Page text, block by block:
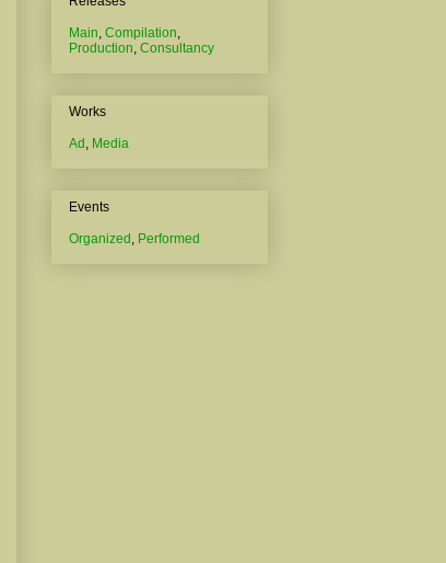
Main Compilation
Production Consultancy
Works
Ad , Media
Events
Organized , Performed